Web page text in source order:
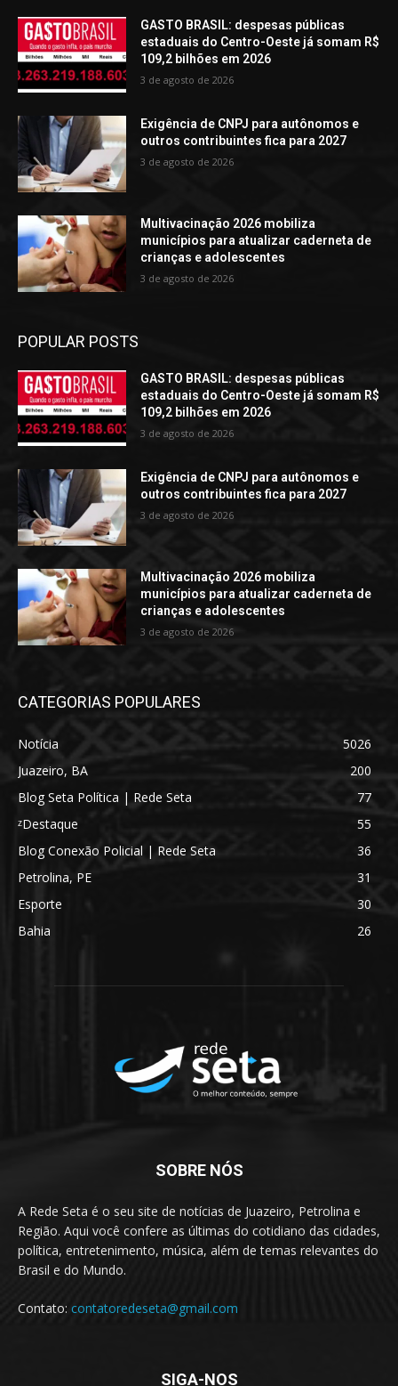
GASTO BRASIL: despesas públicas
estaduais do Centro-Oeste já somam R$
109,2 bilhões em 2026
3 de agosto de 2026
Exigência de CNPJ para autônomos e
outros contribuintes fica para 2027
3 de agosto de 2026
Multivacinação 2026 mobiliza
municípios para atualizar caderneta de
crianças e adolescentes
3 de agosto de 2026
POPULAR POSTS
GASTO BRASIL: despesas públicas
estaduais do Centro-Oeste já somam R$
109,2 bilhões em 2026
3 de agosto de 2026
Exigência de CNPJ para autônomos e
outros contribuintes fica para 2027
3 de agosto de 2026
Multivacinação 2026 mobiliza
municípios para atualizar caderneta de
crianças e adolescentes
3 de agosto de 2026
CATEGORIAS POPULARES
Notícia
5026
Juazeiro, BA
200
Blog Seta Política | Rede Seta
77
ᶻDestaque
55
Blog Conexão Policial | Rede Seta
36
Petrolina, PE
31
Esporte
30
Bahia
26
SOBRE NÓS
A Rede Seta é o seu site de notícias de Juazeiro, Petrolina e
Região. Aqui você confere as últimas do cotidiano das cidades,
política, entretenimento, música, além de temas relevantes do
Brasil e do Mundo.
Contato: contatoredeseta@gmail.com
SIGA-NOS